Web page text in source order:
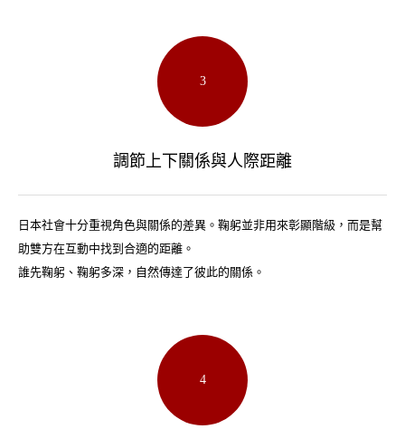
3
調節上下關係與人際距離
日本社會十分重視角色與關係的差異。鞠躬並非用來彰顯階級，而是幫
助雙方在互動中找到合適的距離。
誰先鞠躬、鞠躬多深，自然傳達了彼此的關係。
4